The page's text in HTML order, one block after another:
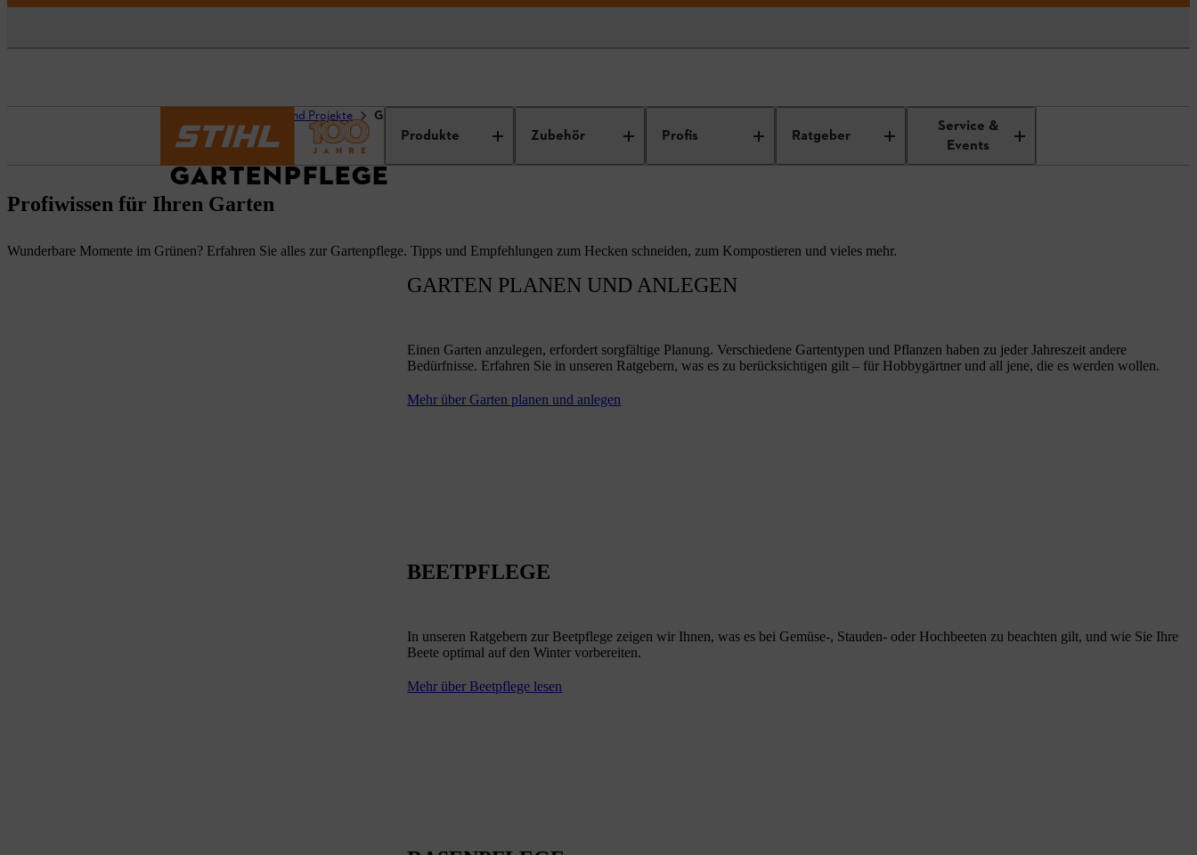
Produkte Zubehör Profis Ratgeber
Service &
Events
Ratgeber und Projekte Gartenpflege
GARTENPFLEGE
Profiwissen für Ihren Garten
Wunderbare Momente im Grünen? Erfahren Sie alles zur Gartenpflege. Tipps und Empfehlungen zum Hecken schneiden, zum Kompostieren und vieles mehr.
GARTEN PLANEN UND ANLEGEN
Einen Garten anzulegen, erfordert sorgfältige Planung. Verschiedene Gartentypen und Pflanzen haben zu jeder Jahreszeit andere
Bedürfnisse. Erfahren Sie in unseren Ratgebern, was es zu berücksichtigen gilt – für Hobbygärtner und all jene, die es werden wollen.
Mehr über Garten planen und anlegen
BEETPFLEGE
In unseren Ratgebern zur Beetpflege zeigen wir Ihnen, was es bei Gemüse-, Stauden- oder Hochbeeten zu beachten gilt, und wie Sie Ihre
Beete optimal auf den Winter vorbereiten.
Mehr über Beetpflege lesen